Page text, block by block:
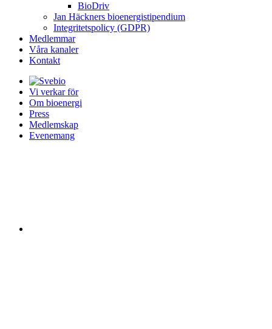
BioDriv
Jan Häckners bioenergistipendium
Integritetspolicy (GDPR)
Medlemmar
Våra kanaler
Kontakt
Vi verkar för
Om bioenergi
Press
Medlemskap
Evenemang